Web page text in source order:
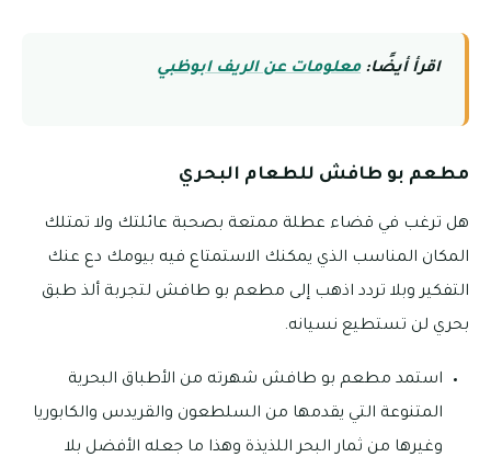
اقرأ أيضًا:معلومات عن الريف ابوظبي
مطعم بو طافش للطعام البحري
هل ترغب في قضاء عطلة ممتعة بصحبة عائلتك ولا تمتلك
المكان المناسب الذي يمكنك الاستمتاع فيه بيومك دع عنك
التفكير وبلا تردد اذهب إلى مطعم بو طافش لتجربة ألذ طبق
بحري لن تستطيع نسيانه.
استمد مطعم بو طافش شهرته من الأطباق البحرية
المتنوعة التي يقدمها من السلطعون والقريدس والكابوريا
وغيرها من ثمار البحر اللذيذة وهذا ما جعله الأفضل بلا